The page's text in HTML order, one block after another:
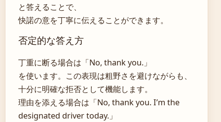
と答えることで、
快諾の意を丁寧に伝えることができます。
否定的な答え方
丁重に断る場合は「No, thank you.」
を使います。この表現は粗野さを避けながらも、
十分に明確な拒否として機能します。
理由を添える場合は「No, thank you. I’m the
designated driver today.」